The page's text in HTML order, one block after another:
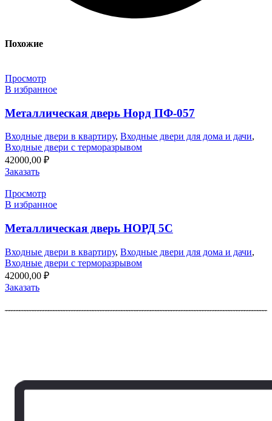
Похожие
Просмотр
В избранное
Металлическая дверь Норд ПФ-057
Входные двери в квартиру, Входные двери для дома и дачи,
Входные двери с терморазрывом
42000,00 ₽
Заказать
Просмотр
В избранное
Металлическая дверь НОРД 5С
Входные двери в квартиру, Входные двери для дома и дачи,
Входные двери с терморазрывом
42000,00 ₽
Заказать